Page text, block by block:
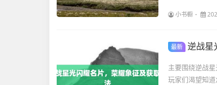
小书橱
最新 逆战星
主要围绕逆战
玩家们渴望知